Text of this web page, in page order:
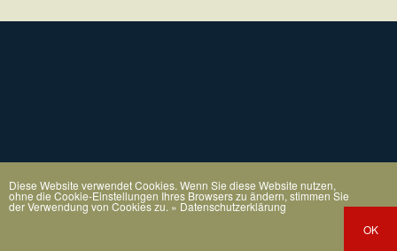
Diese Website verwendet Cookies. Wenn Sie diese Website nutzen,
ohne die Cookie-Einstellungen Ihres Browsers zu ändern, stimmen Sie
der Verwendung von Cookies zu. » Datenschutzerklärung
OK